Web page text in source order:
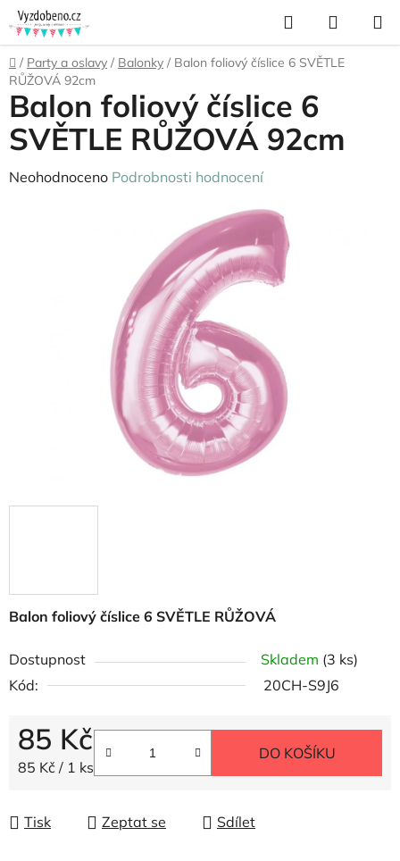
Přejít
na
obsah
Hledat
KOŠÍK
Domů
/ Party a oslavy / Balonky / Balon foliový číslice 6 SVĚTLE
RŮŽOVÁ 92cm
Balon foliový číslice 6 SVĚTLE RŮŽOVÁ
Dostupnost Skladem (3 ks)
Kód:
20CH-S9J6
85 Kč
Měrná cena:
85 Kč / 1 ks
DO KOŠÍKU
Tisk Zeptat se Sdílet
Balon foliový číslice 6
SVĚTLE RŮŽOVÁ 92cm
Průměrné
Neohodnoceno Podrobnosti hodnocení